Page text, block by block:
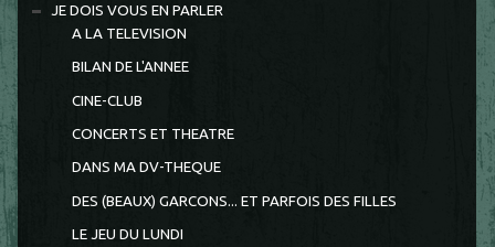
JE DOIS VOUS EN PARLER
A LA TELEVISION
BILAN DE L'ANNEE
CINE-CLUB
CONCERTS ET THEATRE
DANS MA DV-THEQUE
DES (BEAUX) GARCONS... ET PARFOIS DES FILLES
LE JEU DU LUNDI